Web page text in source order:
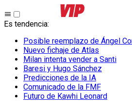
Es tendencia:
Posible reemplazo de Ángel
Nuevo fichaje de Atlas
Milan intenta vender a Santi
Baresi y Hugo Sánchez
Predicciones de la IA
Comunicado de la FMF
Futuro de Kawhi Leonard